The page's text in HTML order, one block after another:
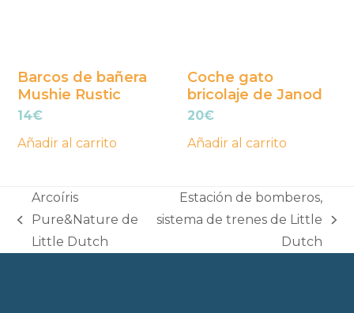
Barcos de bañera
Mushie Rustic
14€
Añadir al carrito
Coche gato
bricolaje de Janod
20€
Añadir al carrito
previous
post:
Arcoíris
Pure&Nature de
Little Dutch
post:
Estación de bomberos,
sistema de trenes de Little
Dutch